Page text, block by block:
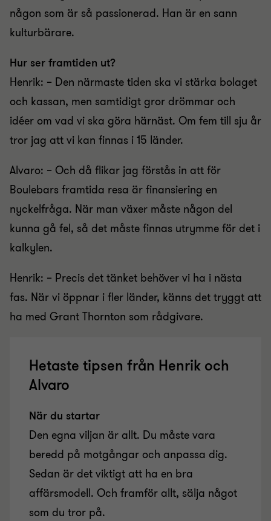
någon som är så passionerad. Han är en sann
kulturbärare.
Hur ser framtiden ut?
Henrik: – Den närmaste tiden ska vi stärka bolaget
och kassan, men samtidigt gror drömmar och
idéer om vad vi ska göra härnäst. Om fem till sju år
tror jag att vi kan finnas i 15 länder.
Alvaro: – Och då flikar jag förstås in att för
Boulebars framtida resa är finansiering en
nyckelfråga. När man växer måste någon del
kunna gå fel, så det måste finnas utrymme för det i
kalkylen.
Henrik: – Precis det tänket behöver vi ha i nästa
fas. När vi öppnar i fler länder, känns det tryggt att
ha med Grant Thornton som rådgivare.
Hetaste tipsen från Henrik och
Alvaro
När du startar
Den egna viljan är allt. Du måste vara
beredd på motgångar och anpassa dig.
Sedan är det viktigt att ha en bra
affärsmodell. Och framför allt, sälja något
som du tror på.